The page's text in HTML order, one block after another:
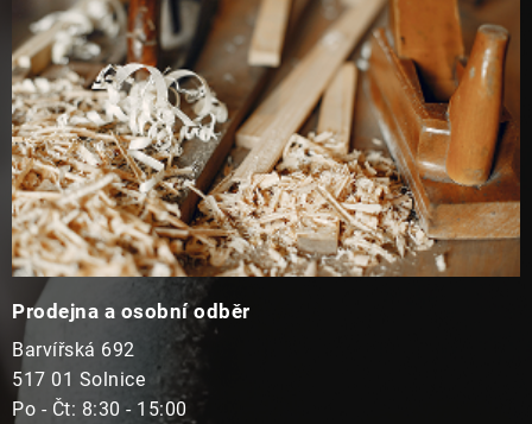
u
Prodejna a osobní odběr
Barvířská 692
517 01 Solnice
Po - Čt: 8:30 - 15:00